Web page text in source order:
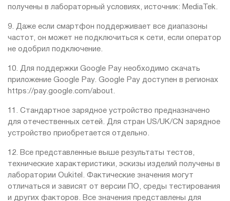
получены в лабораторный условиях, источник: MediaTek.
9. Даже если смартфон поддерживает все диапазоны
частот, он может не подключиться к сети, если оператор
не одобрил подключение.
10. Для поддержки Google Pay необходимо скачать
приложение Google Pay. Google Pay доступен в регионах
https://pay.google.com/about.
11. Стандартное зарядное устройство предназначено
для отечественных сетей. Для стран US/UK/CN зарядное
устройство приобретается отдельно.
12. Все представленные выше результаты тестов,
технические характеристики, эскизы изделий получены в
лаборатории Oukitel. Фактические значения могут
отличаться и зависят от версии ПО, среды тестирования
и других факторов. Все значения представлены для